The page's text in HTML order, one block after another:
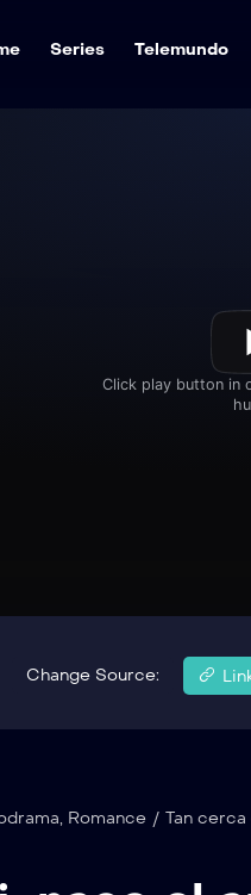
Series Telemundo
Change Source:
, Romance / Tan